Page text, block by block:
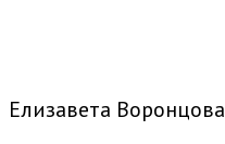
Елизавета Воронцова